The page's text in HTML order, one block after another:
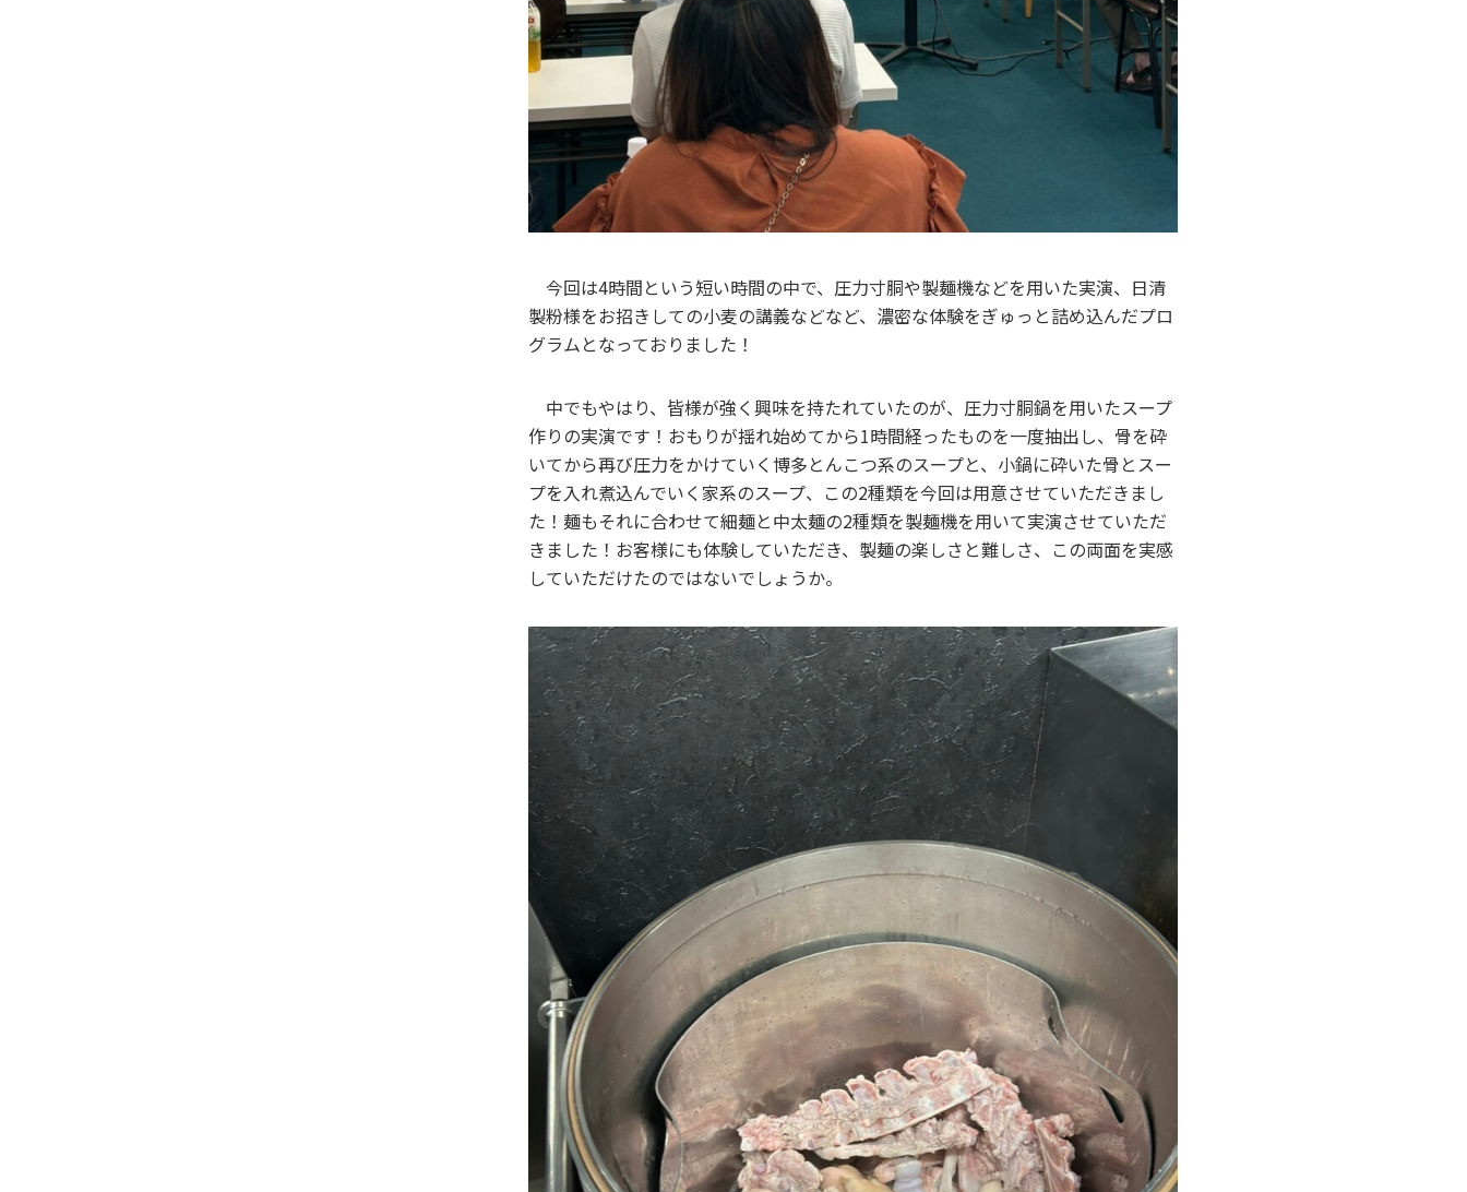
今回は4時間という短い時間の中で、圧力寸胴や製麺機などを用いた実演、日清
製粉様をお招きしての小麦の講義などなど、濃密な体験をぎゅっと詰め込んだプロ
グラムとなっておりました！
中でもやはり、皆様が強く興味を持たれていたのが、圧力寸胴鍋を用いたスープ
作りの実演です！おもりが揺れ始めてから1時間経ったものを一度抽出し、骨を砕
いてから再び圧力をかけていく博多とんこつ系のスープと、小鍋に砕いた骨とスー
プを入れ煮込んでいく家系のスープ、この2種類を今回は用意させていただきまし
た！麺もそれに合わせて細麺と中太麺の2種類を製麺機を用いて実演させていただ
きました！お客様にも体験していただき、製麺の楽しさと難しさ、この両面を実感
していただけたのではないでしょうか。